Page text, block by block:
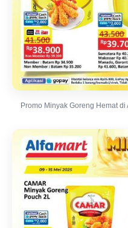
Promo Minyak Goreng Hemat